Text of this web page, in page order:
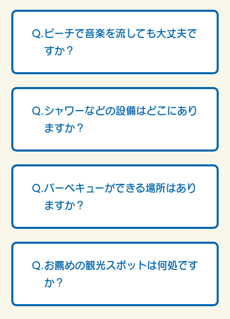
Q.ビーチで音楽を流しても大丈夫で
すか？
Q.シャワーなどの設備はどこにあり
ますか？
Q.バーベキューができる場所はあり
ますか？
Q.お薦めの観光スポットは何処です
か？